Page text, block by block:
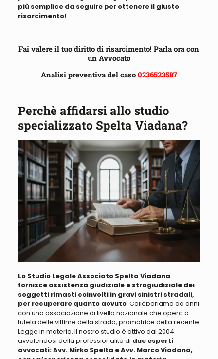
più semplice da seguire per ottenere il giusto
risarcimento!
Fai valere il tuo diritto di risarcimento!Parla ora con
un Avvocato
Analisi preventiva del caso 0236523587
Perchè affidarsi allo studio
specializzato Spelta Viadana?
Lo Studio Legale Associato Spelta Viadana
fornisce assistenza giudiziale e stragiudiziale dei
soggetti rimasti coinvolti in gravi sinistri stradali,
per recuperare quanto dovuto. Collaboriamo da anni
con una associazione di livello nazionale che opera a
tutela delle vittime della strada, promotrice della recente
Legge in materia. Il nostro studio è attivo dal 2004
avvalendosi della professionalità di due esperti
avvocati: Avv. Mirko Spelta e Avv. Marco Viadana,